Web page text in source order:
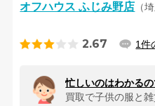
オフハウス ふじみ野店 （
2.67 1件
忙しいのはわかる